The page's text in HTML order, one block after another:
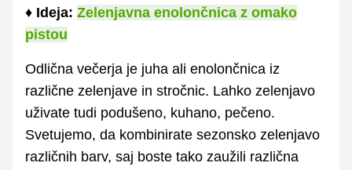
♦ Ideja: Zelenjavna enolončnica z omako
pistou
Odlična večerja je juha ali enolončnica iz
različne zelenjave in stročnic. Lahko zelenjavo
uživate tudi podušeno, kuhano, pečeno.
Svetujemo, da kombinirate sezonsko zelenjavo
različnih barv, saj boste tako zaužili različna